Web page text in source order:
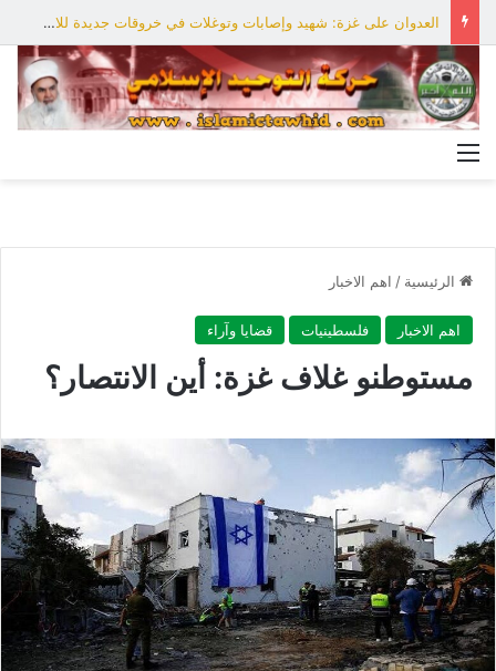
العدوان على غزة: شهيد وإصابات وتوغلات في خروقات جديدة للاحتلال
الرئيسية / اهم الاخبار
اهم الاخبار فلسطينيات قضايا وآراء
مستوطنو غلاف غزة: أين الانتصار؟